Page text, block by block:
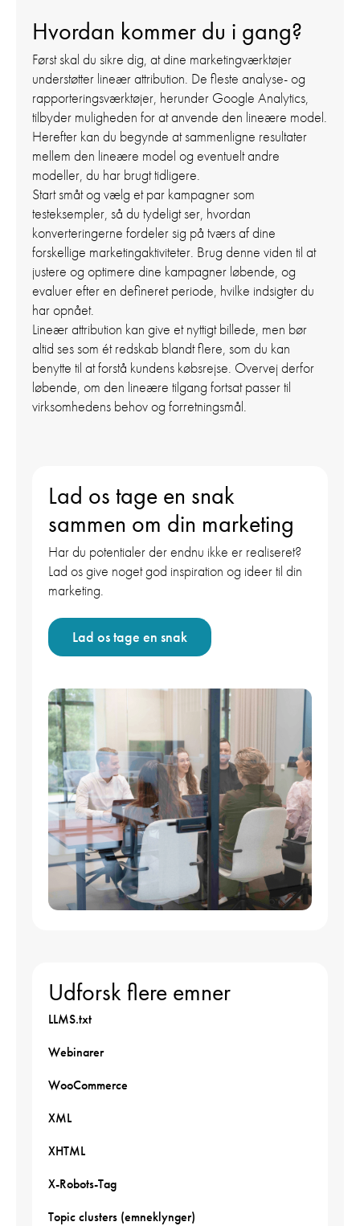
Hvordan kommer du i gang?
Først skal du sikre dig, at dine marketingværktøjer
understøtter lineær attribution. De fleste analyse- og
rapporteringsværktøjer, herunder Google Analytics,
tilbyder muligheden for at anvende den lineære model.
Herefter kan du begynde at sammenligne resultater
mellem den lineære model og eventuelt andre
modeller, du har brugt tidligere.
Start småt og vælg et par kampagner som
testeksempler, så du tydeligt ser, hvordan
konverteringerne fordeler sig på tværs af dine
forskellige marketingaktiviteter. Brug denne viden til at
justere og optimere dine kampagner løbende, og
evaluer efter en defineret periode, hvilke indsigter du
har opnået.
Lineær attribution kan give et nyttigt billede, men bør
altid ses som ét redskab blandt flere, som du kan
benytte til at forstå kundens købsrejse. Overvej derfor
løbende, om den lineære tilgang fortsat passer til
virksomhedens behov og forretningsmål.
Lad os tage en snak
sammen om din marketing
Har du potentialer der endnu ikke er realiseret?
Lad os give noget god inspiration og ideer til din
marketing.
Lad os tage en snak
Udforsk flere emner
LLMS.txt
Webinarer
WooCommerce
XML
XHTML
X-Robots-Tag
Topic clusters (emneklynger)